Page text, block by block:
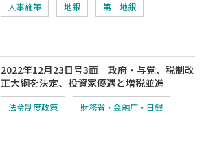
人事施策 地銀 第二地銀
2022年12月23日号3面 政府・与党、税制改
正大綱を決定、投資家優遇と増税並進
法令制度政策 財務省・金融庁・日銀